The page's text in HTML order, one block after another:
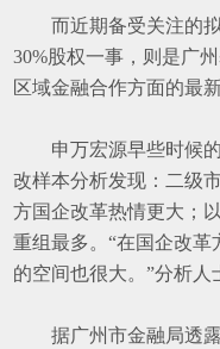
而近期备受关注的
30%股权一事，则是广
区域金融合作方面的最新
申万宏源早些时候
改样本分析发现：二级
方国企改革热情更大；
重组最多。“在国企改革
的空间也很大。”分析人
据广州市金融局透露